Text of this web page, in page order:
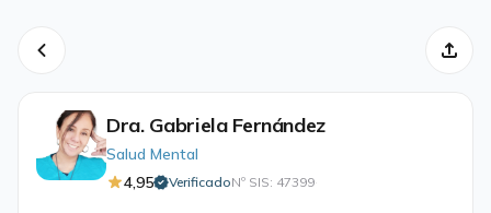
Dra. Gabriela Fernández
Salud Mental
4,95
VerificadoNº SIS: 47399·